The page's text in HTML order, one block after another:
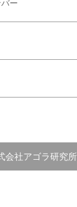
ー
会社アゴラ研究所